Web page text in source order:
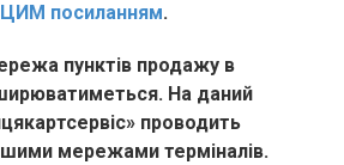
посиланням.
пунктів продажу в
На даний
проводить
мережами терміналів.